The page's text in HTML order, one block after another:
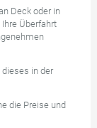
Deck oder in
Überfahrt
dieses in der
die Preise und